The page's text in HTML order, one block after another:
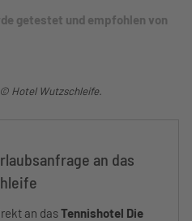
getestet und empfohlen von
Hotel Wutzschleife.
an das
an dasTennishotel Die